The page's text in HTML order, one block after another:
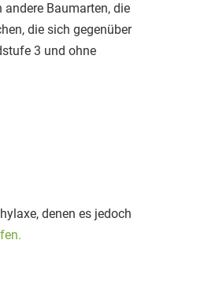
Baumarten, die
die sich gegenüber
3 und ohne
denen es jedoch